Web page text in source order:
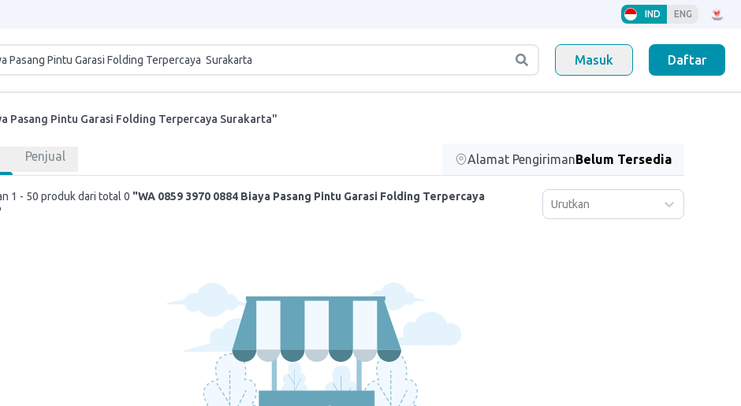
IND ENG
Masuk Daftar
Pasang Pintu Garasi Folding Terpercaya Surakarta"
Penjual Alamat PengirimanBelum Tersedia
1 - 50 produk dari total 0 "WA 0859 3970 0884 Biaya Pasang Pintu Garasi Folding Terpercaya
Urutkan